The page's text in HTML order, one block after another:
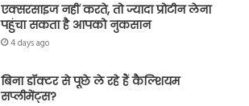
एक्सरसाइज नहीं करते, तो ज्यादा प्रोटीन लेना
पहुंचा सकता है आपको नुकसान
4 days ago
बिना डॉक्टर से पूछे ले रहे हैं कैल्शियम
सप्लीमेंट्स?